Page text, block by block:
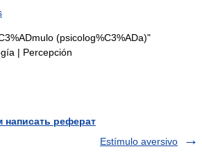
(psicolog%C3%ADa)"
| Percepción
написать реферат
Estímulo aversivo